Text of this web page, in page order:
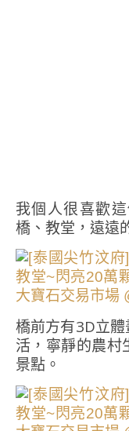
我個人很喜歡
橋、教堂，遠遠
橋前方有3D立
活，寧靜的農村
景點。